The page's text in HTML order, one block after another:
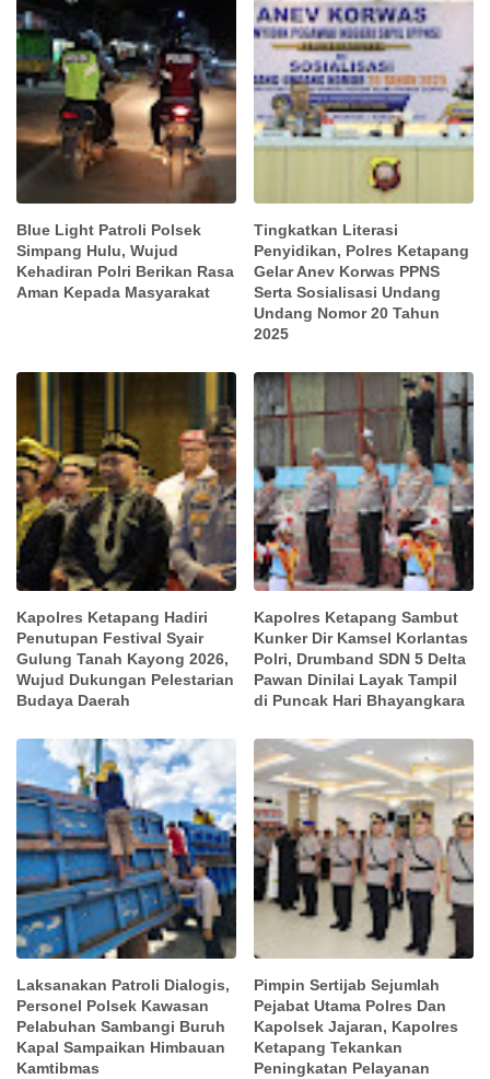
Blue Light Patroli Polsek
Simpang Hulu, Wujud
Kehadiran Polri Berikan Rasa
Aman Kepada Masyarakat
Tingkatkan Literasi
Penyidikan, Polres Ketapang
Gelar Anev Korwas PPNS
Serta Sosialisasi Undang
Undang Nomor 20 Tahun
2025
Kapolres Ketapang Hadiri
Penutupan Festival Syair
Gulung Tanah Kayong 2026,
Wujud Dukungan Pelestarian
Budaya Daerah
Kapolres Ketapang Sambut
Kunker Dir Kamsel Korlantas
Polri, Drumband SDN 5 Delta
Pawan Dinilai Layak Tampil
di Puncak Hari Bhayangkara
Laksanakan Patroli Dialogis,
Personel Polsek Kawasan
Pelabuhan Sambangi Buruh
Kapal Sampaikan Himbauan
Kamtibmas
Pimpin Sertijab Sejumlah
Pejabat Utama Polres Dan
Kapolsek Jajaran, Kapolres
Ketapang Tekankan
Peningkatan Pelayanan